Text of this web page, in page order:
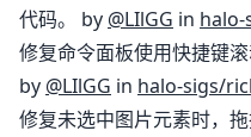
代码。 by @LIlGG in
修复命令面板使用快捷键
by @LIlGG in halo-sigs/
修复未选中图片元素时，